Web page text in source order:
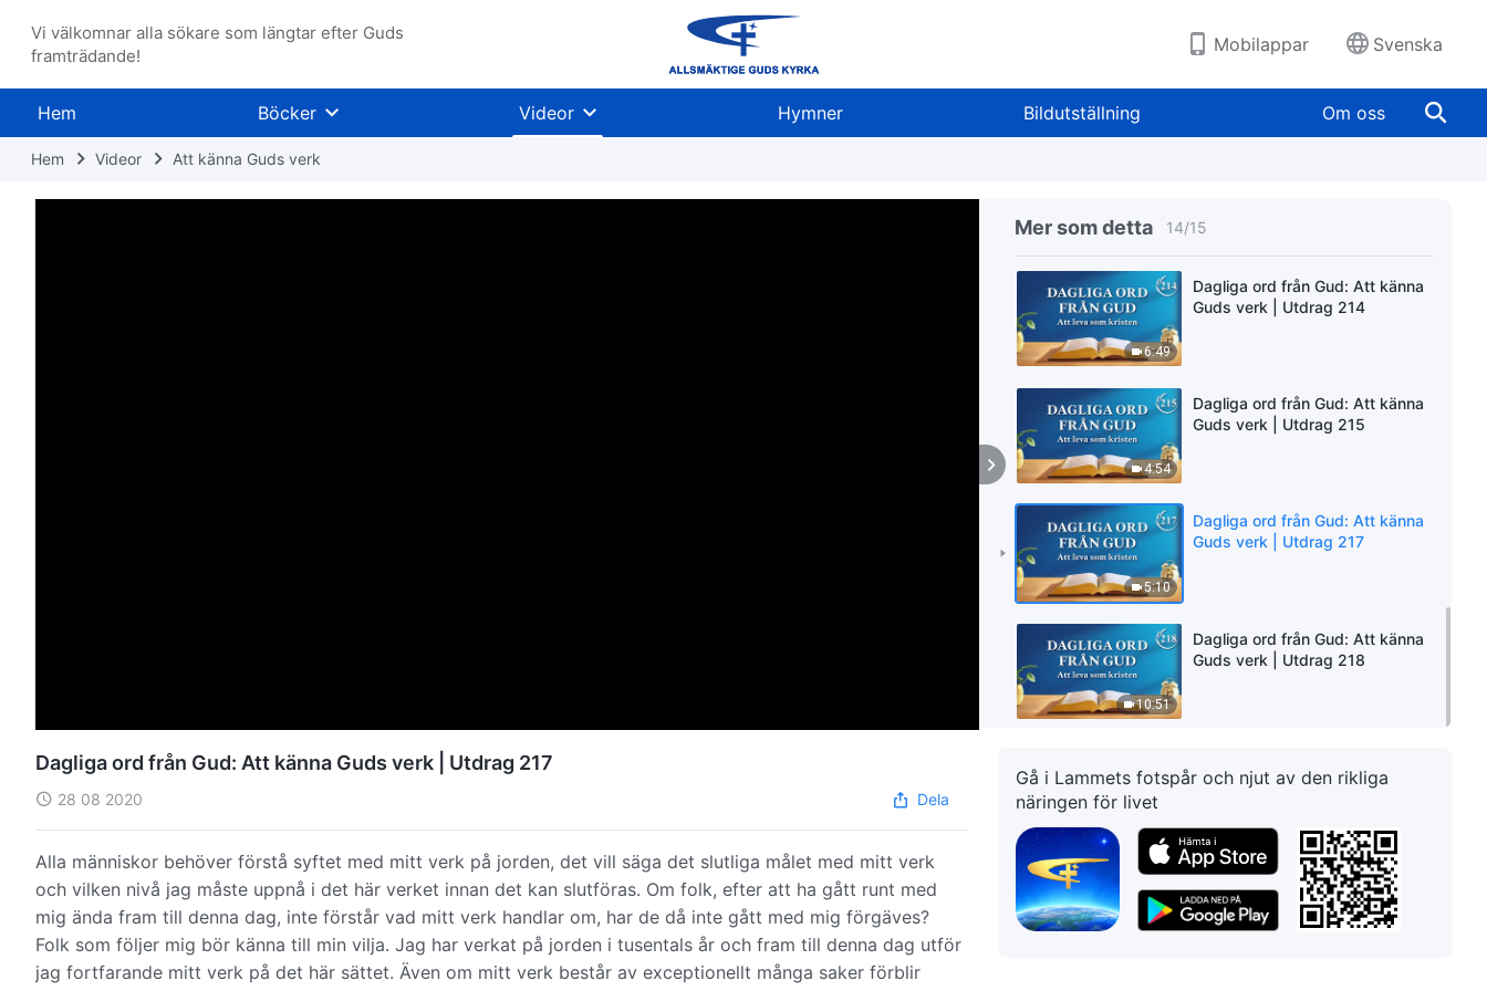
Vi välkomnar alla sökare som längtar efter Guds
framträdande!
Mobilappar Svenska
Hem Böcker Videor Hymner Bildutställning Om oss
Hem Videor Att känna Guds verk
Mer som detta 14/15
12:09
Dagliga ord från Gud: Att känna
8:20
6:49
Dagliga ord från Gud: Att känna
Guds verk | Utdrag 214
4:54
Dagliga ord från Gud: Att känna
Guds verk | Utdrag 215
5:10
Dagliga ord från Gud: Att känna
Guds verk | Utdrag 217
10:51
Dagliga ord från Gud: Att känna
Guds verk | Utdrag 218
Dagliga ord från Gud: Att känna Guds verk | Utdrag 217
28 08 2020 Dela
Alla människor behöver förstå syftet med mitt verk på jorden, det vill säga det slutliga målet med mitt verk
och vilken nivå jag måste uppnå i det här verket innan det kan slutföras. Om folk, efter att ha gått runt med
mig ända fram till denna dag, inte förstår vad mitt verk handlar om, har de då inte gått med mig förgäves?
Folk som följer mig bör känna till min vilja. Jag har verkat på jorden i tusentals år och fram till denna dag utför
jag fortfarande mitt verk på det här sättet. Även om mitt verk består av exceptionellt många saker förblir
Gå i Lammets fotspår och njut av den rikliga
näringen för livet